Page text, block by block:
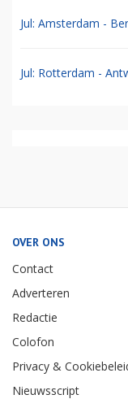
Jul: Amsterdam -
Jul: Rotterdam -
OVER ONS
Contact
Adverteren
Redactie
Colofon
Privacy &
Nieuwsscript